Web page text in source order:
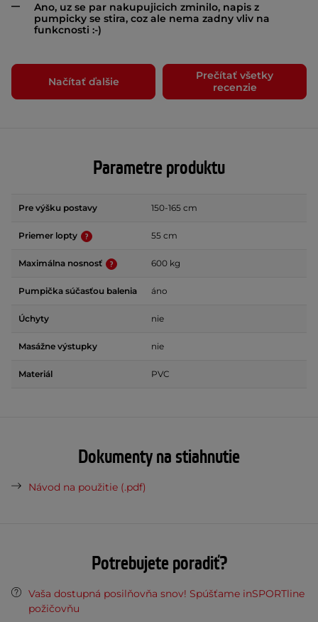
Ano, uz se par nakupujicich zminilo, napis z
pumpicky se stira, coz ale nema zadny vliv na
funkcnosti :-)
Načítať ďalšie
Prečítať všetky
recenzie
Parametre produktu
Pre výšku postavy 150-165 cm
Priemer lopty 55 cm
Maximálna nosnosť 600 kg
Pumpička súčasťou balenia áno
Úchyty nie
Masážne výstupky nie
Materiál PVC
Dokumenty na stiahnutie
Návod na použitie (.pdf)
Potrebujete poradiť?
Vaša dostupná posilňovňa snov! Spúšťame inSPORTline
požičovňu